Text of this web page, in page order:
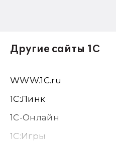
Другие сайты 1С
WWW.1С.ru
1С:Линк
1С-Онлайн
1C:Игры